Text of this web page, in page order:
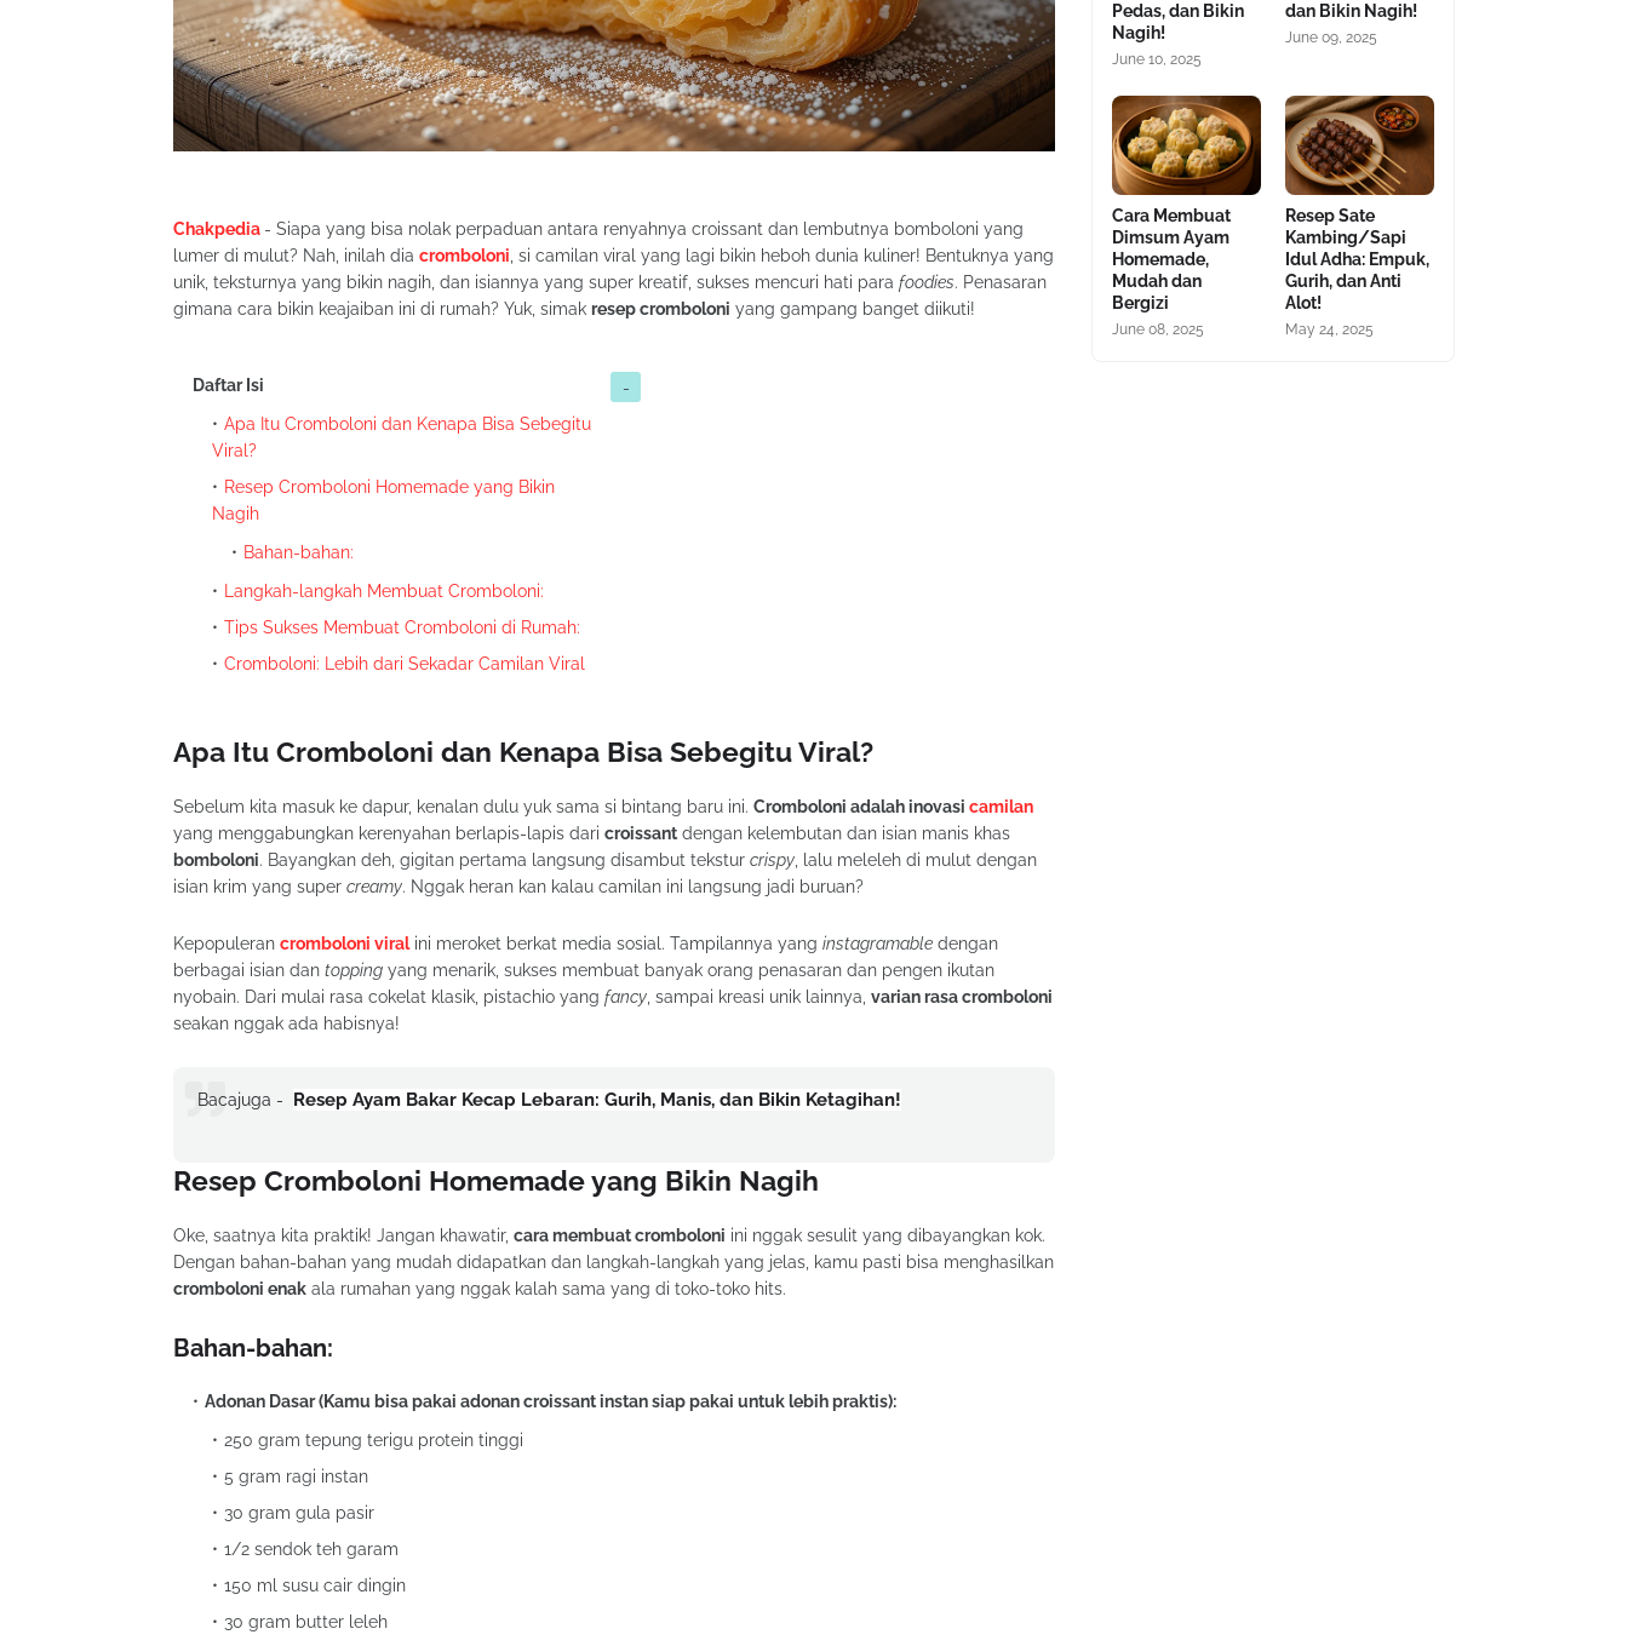
Chakpedia - Siapa yang bisa nolak perpaduan antara renyahnya croissant dan lembutnya bomboloni yang
lumer di mulut? Nah, inilah dia cromboloni , si camilan viral yang lagi bikin heboh dunia kuliner! Bentuknya yang
unik, teksturnya yang bikin nagih, dan isiannya yang super kreatif, sukses mencuri hati para foodies. Penasaran
gimana cara bikin keajaiban ini di rumah? Yuk, simak resep cromboloni yang gampang banget diikuti!
Daftar Isi
Apa Itu Cromboloni dan Kenapa Bisa Sebegitu
Viral?
Resep Cromboloni Homemade yang Bikin
Nagih
Bahan-bahan:
Langkah-langkah Membuat Cromboloni:
Tips Sukses Membuat Cromboloni di Rumah:
Cromboloni: Lebih dari Sekadar Camilan Viral
Apa Itu Cromboloni dan Kenapa Bisa Sebegitu Viral?
Sebelum kita masuk ke dapur, kenalan dulu yuk sama si bintang baru ini. Cromboloni adalah inovasi camilan
yang menggabungkan kerenyahan berlapis-lapis dari croissant dengan kelembutan dan isian manis khas
bomboloni. Bayangkan deh, gigitan pertama langsung disambut tekstur crispy , lalu meleleh di mulut dengan
isian krim yang super creamy. Nggak heran kan kalau camilan ini langsung jadi buruan?
Kepopuleran cromboloni viralini meroket berkat media sosial. Tampilannya yang instagramable dengan
berbagai isian dan topping yang menarik, sukses membuat banyak orang penasaran dan pengen ikutan
nyobain. Dari mulai rasa cokelat klasik, pistachio yang fancy , sampai kreasi unik lainnya, varian rasa cromboloni
seakan nggak ada habisnya!
Bacajuga - Resep Ayam Bakar Kecap Lebaran: Gurih, Manis, dan Bikin Ketagihan!
Resep Cromboloni Homemade yang Bikin Nagih
Oke, saatnya kita praktik! Jangan khawatir, cara membuat cromboloni ini nggak sesulit yang dibayangkan kok.
Dengan bahan-bahan yang mudah didapatkan dan langkah-langkah yang jelas, kamu pasti bisa menghasilkan
cromboloni enak ala rumahan yang nggak kalah sama yang di toko-toko hits.
Bahan-bahan:
Adonan Dasar (Kamu bisa pakai adonan croissant instan siap pakai untuk lebih praktis):
250 gram tepung terigu protein tinggi
5 gram ragi instan
30 gram gula pasir
1/2 sendok teh garam
150 ml susu cair dingin
30 gram butter leleh
Pedas, dan Bikin
Nagih!
June 10, 2025
dan Bikin Nagih!
June 09, 2025
Cara Membuat
Dimsum Ayam
Homemade,
Mudah dan
Bergizi
June 08, 2025
Resep Sate
Kambing/Sapi
Idul Adha: Empuk,
Gurih, dan Anti
Alot!
May 24, 2025